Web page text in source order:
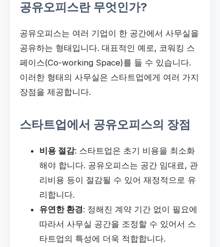
공유오피스란 무엇인가?
공유오피스는 여러 기업이 한 공간에서 사무실을
공유하는 형태입니다. 대표적인 예로, 코워킹 스
페이스(Co-working Space)를 들 수 있습니다.
이러한 형태의 사무실은 스타트업에게 여러 가지
장점을 제공합니다.
스타트업에서 공유오피스의 장점
비용 절감: 스타트업은 초기 비용을 최소화
해야 합니다. 공유오피스는 공간 임대료, 관
리비용 등이 절감될 수 있어 재정적으로 유
리합니다.
유연한 환경: 정해진 계약 기간 없이 필요에
따라서 사무실 공간을 조정할 수 있어서 스
타트업의 특성에 더욱 적합합니다.